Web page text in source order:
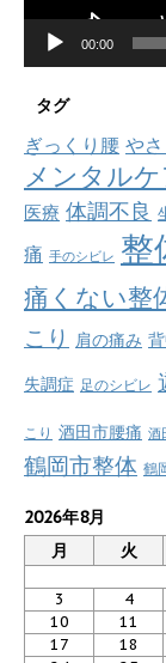
00:00
タグ
ぎっくり腰 や
メンタルケ
医療 体調不良
痛 手のシビレ 整
痛くない整
こり 肩の痛み
失調症 足のシビレ
こり 酒田市腰痛 酒
鶴岡市整体 鶴
2026年8月
月
火
3
4
10
11
17
18